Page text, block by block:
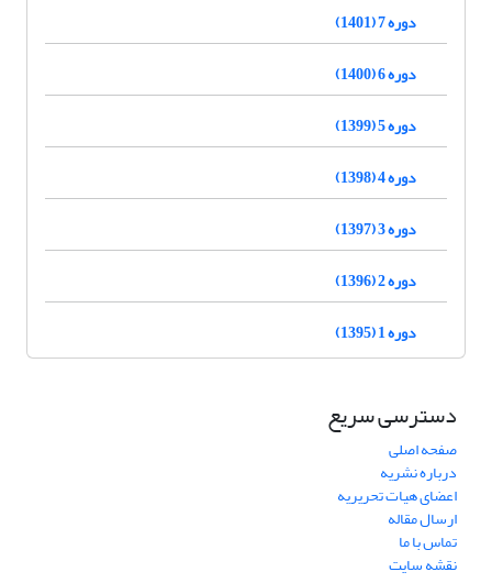
دوره 7 (1401)
دوره 6 (1400)
دوره 5 (1399)
دوره 4 (1398)
دوره 3 (1397)
دوره 2 (1396)
دوره 1 (1395)
دسترسی سریع
صفحه اصلی
درباره نشریه
اعضای هیات تحریریه
ارسال مقاله
تماس با ما
نقشه سایت